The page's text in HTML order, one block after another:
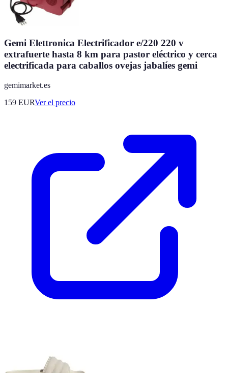
Gemi Elettronica Electrificador e/220 220 v
extrafuerte hasta 8 km para pastor eléctrico y cerca
electrificada para caballos ovejas jabalíes gemi
gemimarket.es
159 EURVer el precio